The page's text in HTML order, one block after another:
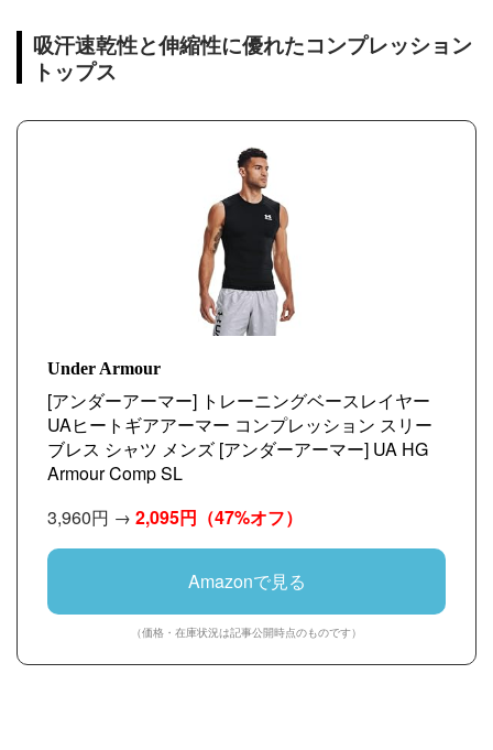
吸汗速乾性と伸縮性に優れたコンプレッション
トップス
Under Armour
[アンダーアーマー] トレーニングベースレイヤー
UAヒートギアアーマー コンプレッション スリー
ブレス シャツ メンズ [アンダーアーマー] UA HG
Armour Comp SL
3,960円 → 2,095円 （47%オフ）
Amazonで見る
（価格・在庫状況は記事公開時点のものです）